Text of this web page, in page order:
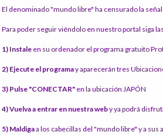
El denominado "mundo libre" ha censurado la señal
Para poder seguir viéndolo en nuestro portal siga
1) Instale en su ordenador el programa gratuito
2) Ejecute el programay aparecerán tres
3) Pulse "CONECTAR" en la ubicación JAPÓN
4) Vuelva a entrar en nuestra weby ya podrá
5) Maldigaa los cabecillas del "mundo libre" y a sus